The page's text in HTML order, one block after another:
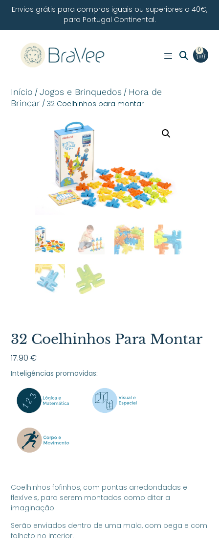
Envios grátis para compras iguais ou superiores a 40€,
para Portugal Continental.
0
Início /Jogos e Brinquedos / Hora de
Brincar / 32 Coelhinhos para montar
32 Coelhinhos Para Montar
17.90€
Inteligências promovidas:
Coelhinhos fofinhos, com pontas arredondadas e
flexíveis, para serem montados como ditar a
imaginação.
Serão enviados dentro de uma mala, com pega e com
folheto no interior.